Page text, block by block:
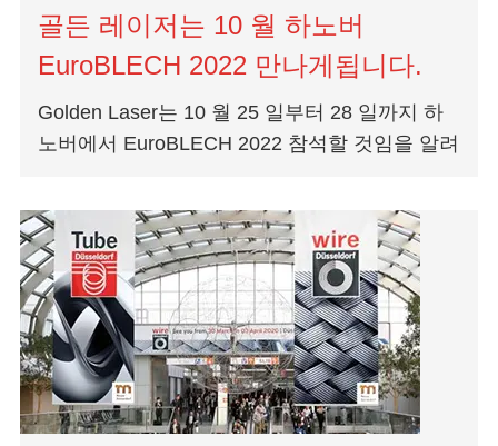
골든 레이저는 10 월 하노버
EuroBLECH 2022 만나게됩니다.
Golden Laser는 10 월 25 일부터 28 일까지 하
노버에서 EuroBLECH 2022 참석할 것임을 알려
저 절단 기계 제조 업체 중 하나로서, 우리는...